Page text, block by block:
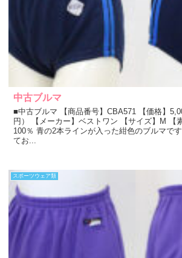
中古ブルマ
■中古ブルマ 【商品番号】CBA571 【価格】
円） 【メーカー】ベストワン 【サイズ】M 【
100％ 青の2本ラインが入った紺色のブルマで
てお...
スポーツウェア類